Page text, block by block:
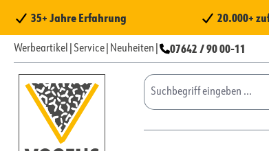
Hauptinhalt springen
Zur Suche springen
Zur Hauptnavigation springen
35+ Jahre Erfahrung 20.000+
Werbeartikel Service Neuheiten 07642 / 90 00-11